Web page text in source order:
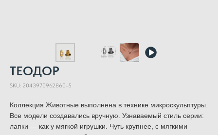
ТЕОДОР
SKU: 2043970962860-5
Коллекция Животные выполнена в технике микроскульптуры.
Все модели создавались вручную. Узнаваемый стиль серии:
лапки — как у мягкой игрушки. Чуть крупнее, с мягкими